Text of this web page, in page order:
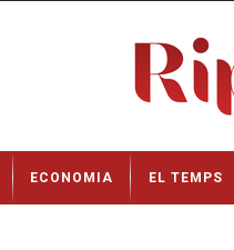
ECONOMIA EL TEMPS